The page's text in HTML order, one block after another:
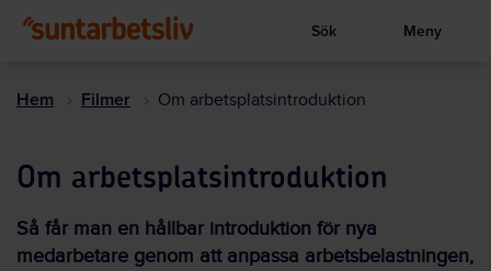
till
Visa sökruta
Sök Meny
Hem Filmer Om arbetsplatsintroduktion
Om arbetsplatsintroduktion
Så får man en hållbar introduktion för nya
medarbetare genom att anpassa arbetsbelastningen,